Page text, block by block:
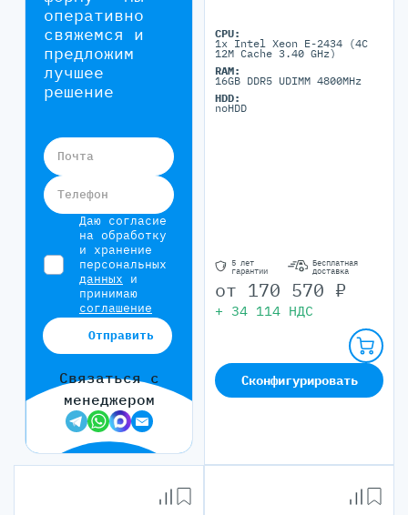
оперативно
свяжемся и
предложим
лучшее
решение
Почта
Телефон
Даю согласие
на обработку
и хранение
персональных
данных и
принимаю
соглашение
Отправить
Связаться с
менеджером
CPU:
1x Intel Xeon E-2434 (4C
12M Cache 3.40 GHz)
RAM:
16GB DDR5 UDIMM 4800MHz
HDD:
noHDD
5 лет
гарантии
Бесплатная
доставка
от 170 570 ₽
+ 34 114 НДС
Сконфигурировать